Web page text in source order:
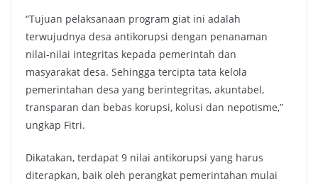
“Tujuan pelaksanaan program giat ini adalah
terwujudnya desa antikorupsi dengan penanaman
nilai-nilai integritas kepada pemerintah dan
masyarakat desa. Sehingga tercipta tata kelola
pemerintahan desa yang berintegritas, akuntabel,
transparan dan bebas korupsi, kolusi dan nepotisme,”
ungkap Fitri.
Dikatakan, terdapat 9 nilai antikorupsi yang harus
diterapkan, baik oleh perangkat pemerintahan mulai